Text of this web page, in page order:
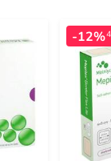
-12%4